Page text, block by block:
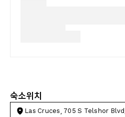
숙소위치
Las Cruces, 705 S Telshor Blvd